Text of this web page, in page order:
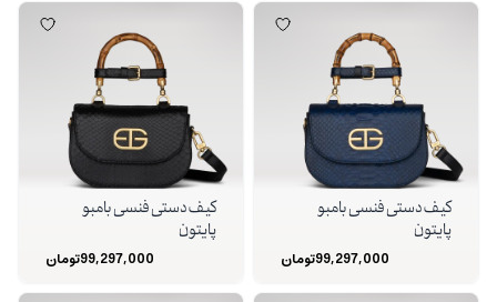
کیف دستی فنسی بامبو
پایتون
99,297,000تومان
کیف دستی فنسی بامبو
پایتون
99,297,000تومان